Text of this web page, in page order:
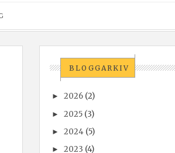
BLOGGARKIV
►2026 (2)
►2025 (3)
►2024 (5)
►2023 (4)